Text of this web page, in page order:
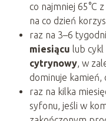
co najmniej 65°C
na co dzień
raz na 3–6
miesiącu lub cykl
cytrynowy, w
dominuje kamień,
raz na kilka
syfonu, jeśli w